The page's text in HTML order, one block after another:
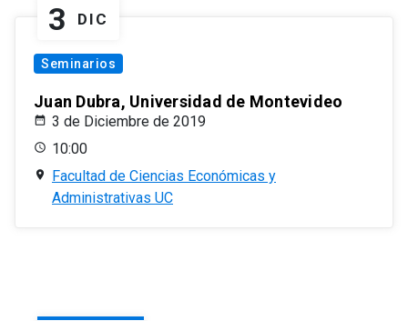
3 DIC
Seminarios
Juan Dubra, Universidad de Montevideo
3 de Diciembre de 2019
10:00
Facultad de Ciencias Económicas y
Administrativas UC